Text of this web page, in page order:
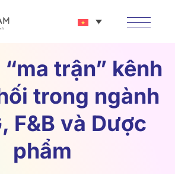
trận” kênh
trong ngành
F&B và Dược
phẩm